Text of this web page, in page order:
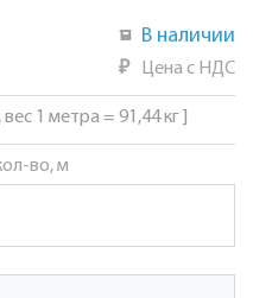
В наличии
₽ Цена с НДС
1 метра = 91,44 кг ]
во, м